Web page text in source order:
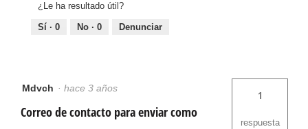
¿Le ha resultado útil?
Sí · 0 No · 0 Denunciar
Mdvch · hace 3 años
Correo de contacto para enviar como
1
respuesta